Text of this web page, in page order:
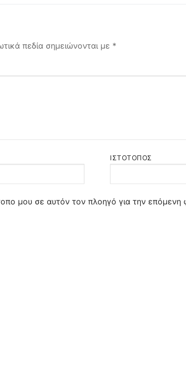
πεδία σημειώνονται με *
ΙΣΤΌΤΟΠΟΣ
μου σε αυτόν τον πλοηγό για την